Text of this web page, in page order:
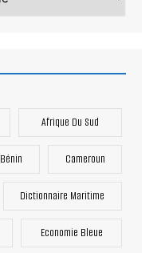
Afrique Du Sud
Bénin Cameroun
Dictionnaire Maritime
Economie Bleue